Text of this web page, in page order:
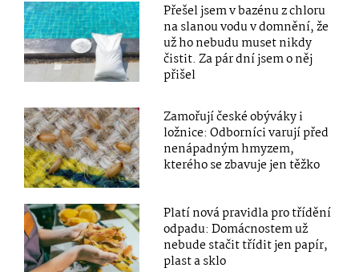
Přešel jsem v bazénu z chloru
na slanou vodu v domnění, že
už ho nebudu muset nikdy
čistit. Za pár dní jsem o něj
přišel
Zamořují české obýváky i
ložnice: Odborníci varují před
nenápadným hmyzem,
kterého se zbavuje jen těžko
Platí nová pravidla pro třídění
odpadu: Domácnostem už
nebude stačit třídit jen papír,
plast a sklo